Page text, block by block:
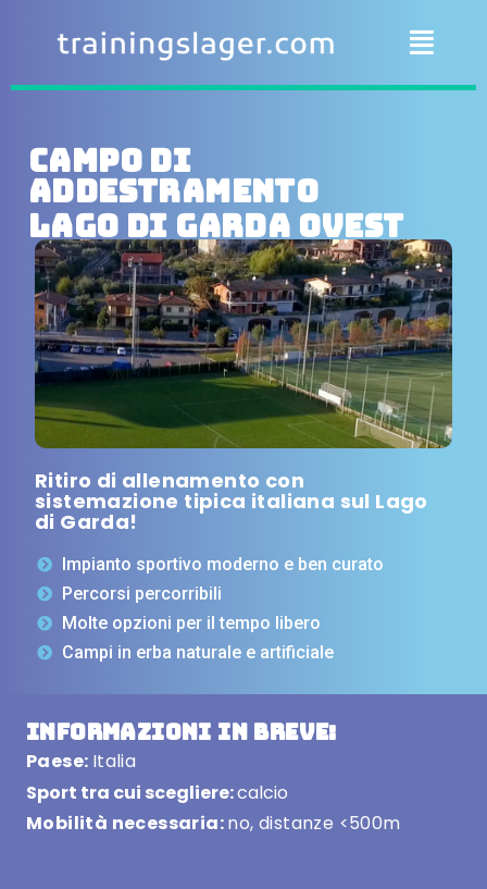
Campo di
addestramento
Lago di Garda Ovest
Ritiro di allenamento con
sistemazione tipica italiana sul Lago
di Garda!
Impianto sportivo moderno e ben curato
Percorsi percorribili
Molte opzioni per il tempo libero
Campi in erba naturale e artificiale
Informazioni in breve:
Paese: Italia
Sport tra cui scegliere:calcio
Mobilità necessaria:no, distanze <500m